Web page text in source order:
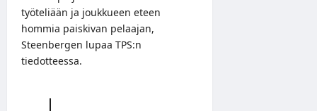
työteliään ja joukkueen eteen
hommia paiskivan pelaajan,
Steenbergen lupaa TPS:n
tiedotteessa.